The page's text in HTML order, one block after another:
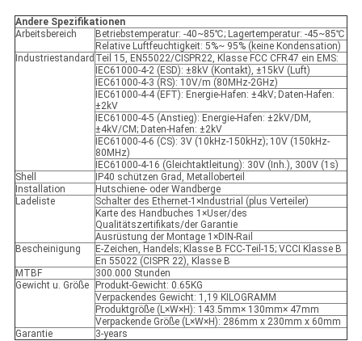
Andere Spezifikationen
Arbeitsbereich
Betriebstemperatur: -40~85℃; Lagertemperatur: -45~85℃
Relative Luftfeuchtigkeit: 5%~ 95% (keine Kondensation)
Industriestandard Teil 15, EN55022/CISPR22, Klasse FCC CFR47 ein EMS:
IEC61000-4-2 (ESD): ±8kV (Kontakt), ±15kV (Luft)
IEC61000-4-3 (RS): 10V/m (80MHz-2GHz)
IEC61000-4-4 (EFT): Energie-Hafen: ±4kV; Daten-Hafen:
±2kV
IEC61000-4-5 (Anstieg): Energie-Hafen: ±2kV/DM,
±4kV/CM; Daten-Hafen: ±2kV
IEC61000-4-6 (CS): 3V (10kHz-150kHz); 10V (150kHz-
80MHz)
IEC61000-4-16 (Gleichtaktleitung): 30V (Inh.), 300V (1s)
Shell
IP40 schützen Grad, Metalloberteil
Installation
Hutschiene- oder Wandberge
Ladeliste
Schalter des Ethernet-1×Industrial (plus Verteiler)
Karte des Handbuches 1×User/des
Qualitätszertifikats/der Garantie
Ausrüstung der Montage 1×DIN-Rail
Bescheinigung
E-Zeichen, Handels; Klasse B FCC-Teil-15; VCCI Klasse B
En 55022 (CISPR 22), Klasse B
MTBF
300.000 Stunden
Gewicht u. Größe
Produkt-Gewicht: 0.65KG
Verpackendes Gewicht: 1,19 KILOGRAMM
Produktgröße (L×W×H): 143.5mm× 130mm× 47mm
Verpackende Größe (L×W×H): 286mm x 230mm x 60mm
Garantie
3-years